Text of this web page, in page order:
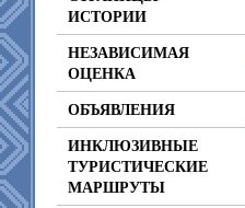
ИСТОРИИ
НЕЗАВИСИМАЯ
ОЦЕНКА
ОБЪЯВЛЕНИЯ
ИНКЛЮЗИВНЫЕ
ТУРИСТИЧЕСКИЕ
МАРШРУТЫ